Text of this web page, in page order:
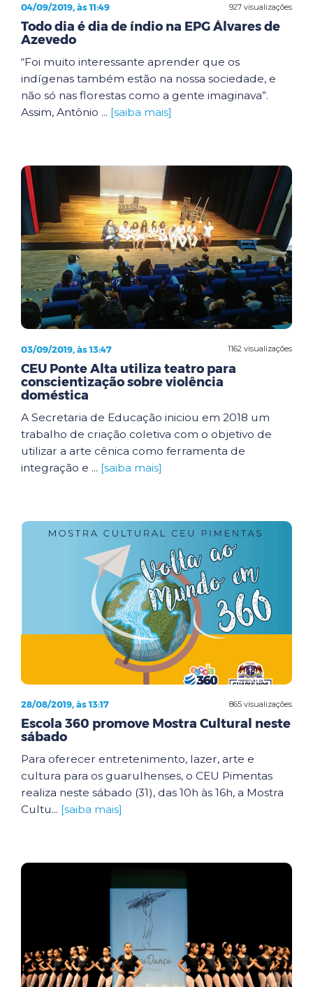
927 visualizações
04/09/2019, às 11:49
Todo dia é dia de índio na EPG Álvares de
Azevedo
“Foi muito interessante aprender que os
indígenas também estão na nossa sociedade, e
não só nas florestas como a gente imaginava”.
Assim, Antônio ... [saiba mais]
1162 visualizações
03/09/2019, às 13:47
CEU Ponte Alta utiliza teatro para
conscientização sobre violência
doméstica
A Secretaria de Educação iniciou em 2018 um
trabalho de criação coletiva com o objetivo de
utilizar a arte cênica como ferramenta de
integração e ... [saiba mais]
865 visualizações
28/08/2019, às 13:17
Escola 360 promove Mostra Cultural neste
sábado
Para oferecer entretenimento, lazer, arte e
cultura para os guarulhenses, o CEU Pimentas
realiza neste sábado (31), das 10h às 16h, a Mostra
Cultu... [saiba mais]